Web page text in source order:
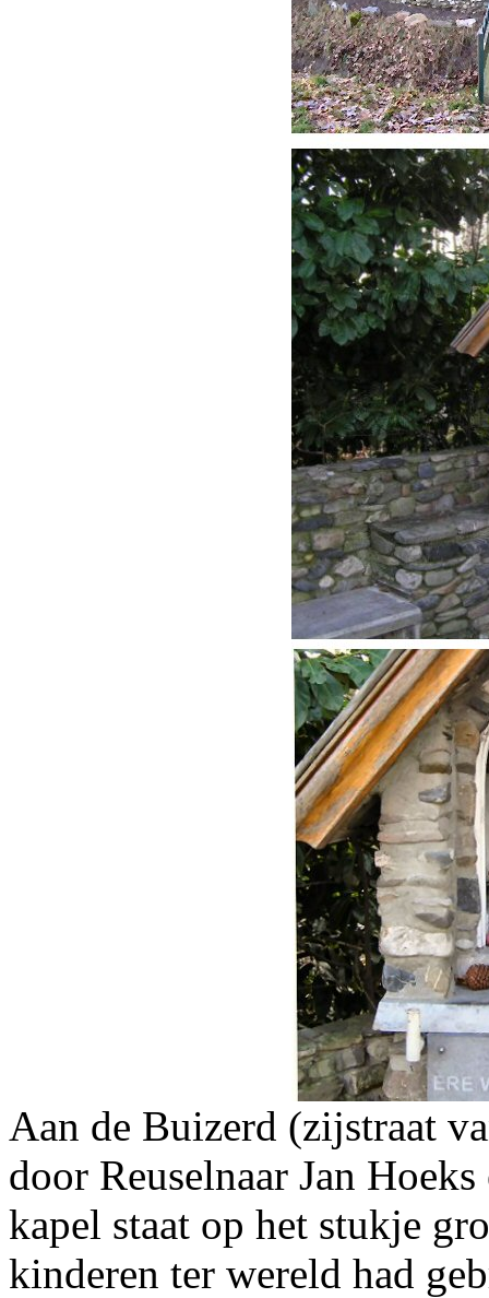
Aan de Buizerd (zijstraat
door Reuselnaar Jan
kapel staat op het stukje
kinderen ter wereld had